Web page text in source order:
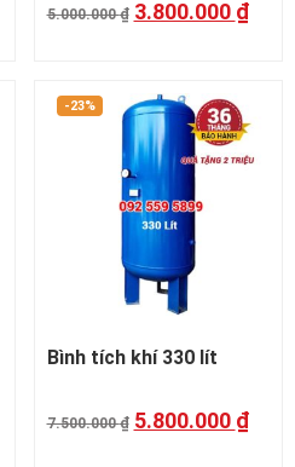
5.000.000₫ 3.800.000 ₫
-23%
Bình tích khí 330 lít
7.500.000₫ 5.800.000 ₫